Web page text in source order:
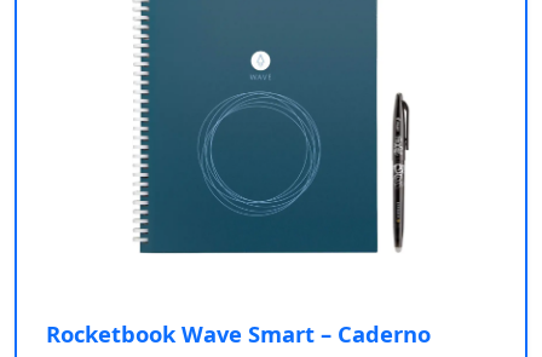
Rocketbook Wave Smart – Caderno